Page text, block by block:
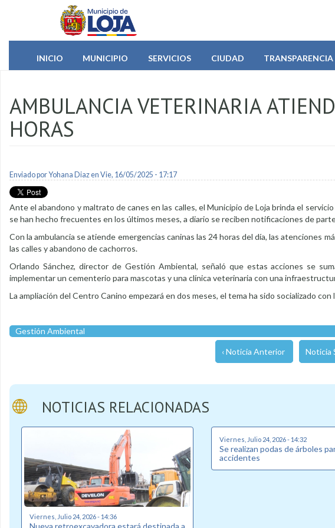
Pasar al contenido principal
INICIO
MUNICIPIO SERVICIOS CIUDAD TRANSPARENCIA
AMBULANCIA VETERINARIA
HORAS
Enviado porYohana Diazen Vie, 16/05/2025 - 17:17
Ante el abandono y maltrato de canes en las calles, el Municipio de Loja brinda el
se han hecho frecuentes en los últimos meses, a diario se reciben notificaciones de
Con la ambulancia se atiende emergencias caninas las 24 horas del día, las atenciones
las calles y abandono de cachorros.
Orlando Sánchez, director de Gestión Ambiental, señaló que estas acciones se
implementar un cementerio para mascotas y una clínica veterinaria con una
La ampliación del Centro Canino empezará en dos meses, el tema ha sido socializado
Gestión Ambiental
‹ Noticia Anterior Noticia
NOTICIAS RELACIONADAS
Viernes, Julio 24, 2026 - 14:36
Viernes, Julio 24, 2026 - 14:32
Se realizan podas de árboles
accidentes